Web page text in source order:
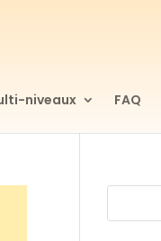
niveaux FAQ